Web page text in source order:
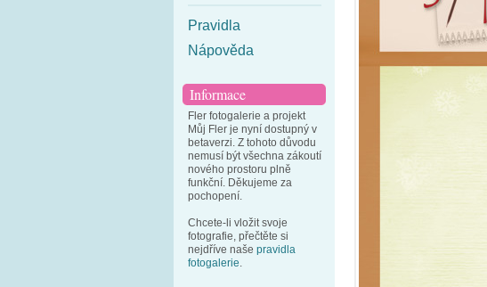
Pravidla
Nápověda
Informace
Fler fotogalerie a projekt
Můj Fler je nyní dostupný v
betaverzi. Z tohoto důvodu
nemusí být všechna zákoutí
nového prostoru plně
funkční. Děkujeme za
pochopení.
Chcete-li vložit svoje
fotografie, přečtěte si
nejdříve naše pravidla
fotogalerie.